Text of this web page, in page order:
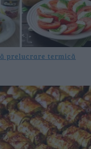
prelucrare termică